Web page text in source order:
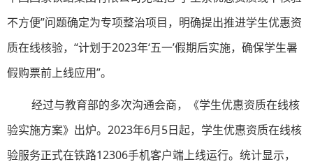
不方便”问题确定为专项整治项目，明确提出推进学生优惠资
质在线核验，“计划于2023年‘五一’假期后实施，确保学生暑
假购票前上线应用”。
经过与教育部的多次沟通会商，《学生优惠资质在线核
验实施方案》出炉。2023年6月5日起，学生优惠资质在线核
验服务正式在铁路12306手机客户端上线运行。统计显示，